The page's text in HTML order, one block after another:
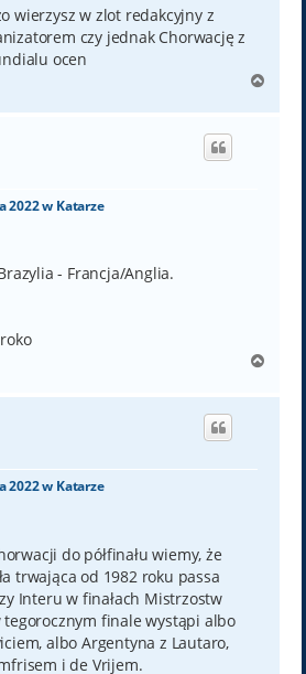
wierzysz w zlot redakcyjny z
czy jednak Chorwację z
ocen
g
2022 w Katarze
- Francja/Anglia.
g
2022 w Katarze
do półfinału wiemy, że
trwająca od 1982 roku passa
Interu w finałach Mistrzostw
tegorocznym finale wystąpi albo
albo Argentyna z Lautaro,
i de Vrijem.